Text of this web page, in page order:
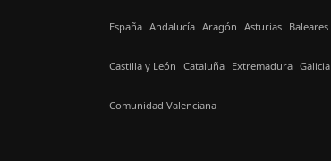
España Andalucía Aragón Asturias Baleares
Castilla y León Cataluña Extremadura Galicia
Comunidad Valenciana